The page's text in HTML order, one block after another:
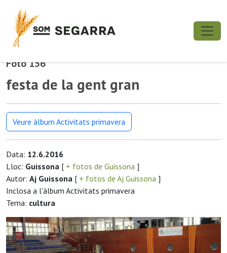
Foto 156
festa de la gent gran
Veure àlbum Activitats primavera
Data: 12.6.2016
Lloc: Guissona [ + fotos de Guissona ]
Autor: Aj Guissona [ + fotos de Aj Guissona ]
Inclosa a l'àlbum Activitats primavera
Tema: cultura